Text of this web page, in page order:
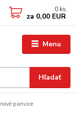
Menu
Hľadať
0 ks
za 0,00 EUR
panvice